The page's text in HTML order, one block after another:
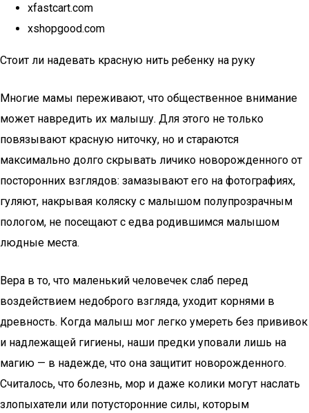
xfastcart.com
xshopgood.com
Стоит ли надевать красную нить ребенку на руку
Многие мамы переживают, что общественное внимание
может навредить их малышу. Для этого не только
повязывают красную ниточку, но и стараются
максимально долго скрывать личико новорожденного от
посторонних взглядов: замазывают его на фотографиях,
гуляют, накрывая коляску с малышом полупрозрачным
пологом, не посещают с едва родившимся малышом
людные места.
Вера в то, что маленький человечек слаб перед
воздействием недоброго взгляда, уходит корнями в
древность. Когда малыш мог легко умереть без прививок
и надлежащей гигиены, наши предки уповали лишь на
магию — в надежде, что она защитит новорожденного.
Считалось, что болезнь, мор и даже колики могут наслать
злопыхатели или потусторонние силы, которым